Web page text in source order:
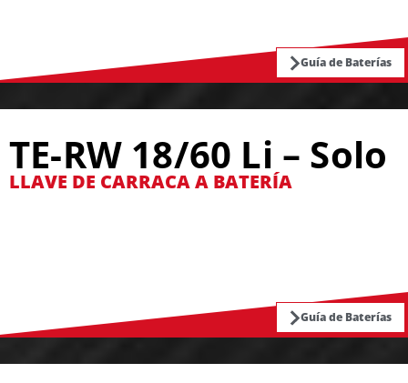
Guía de Baterías
TE-RW 18/60 Li – Solo
LLAVE DE CARRACA A BATERÍA
Guía de Baterías